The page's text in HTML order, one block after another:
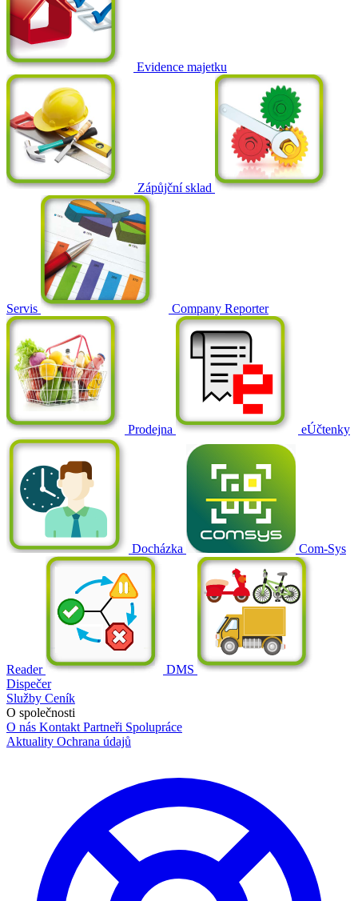
Evidence majetku
Zápůjční sklad
Servis Company Reporter
Prodejna eÚčtenky
Docházka Com-Sys
Reader
DMS
Dispečer
Služby Ceník
O společnosti
O nás Kontakt Partneři Spolupráce
Aktuality Ochrana údajů